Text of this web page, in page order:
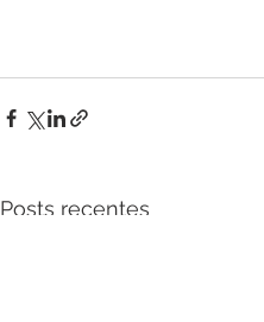
Posts recentes